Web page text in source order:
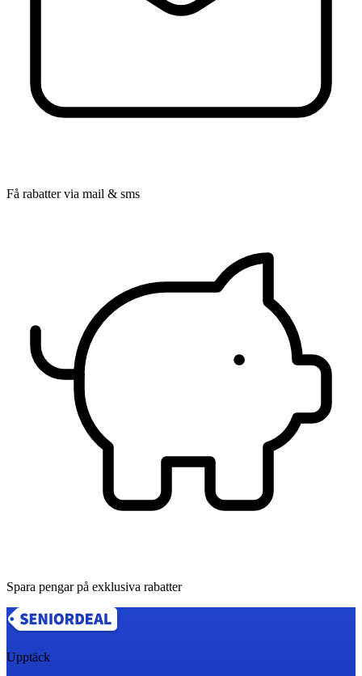
Få rabatter via mail & sms
Spara pengar på exklusiva rabatter
Upptäck